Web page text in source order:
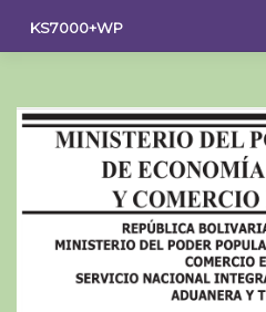
contenido
KS7000+WP